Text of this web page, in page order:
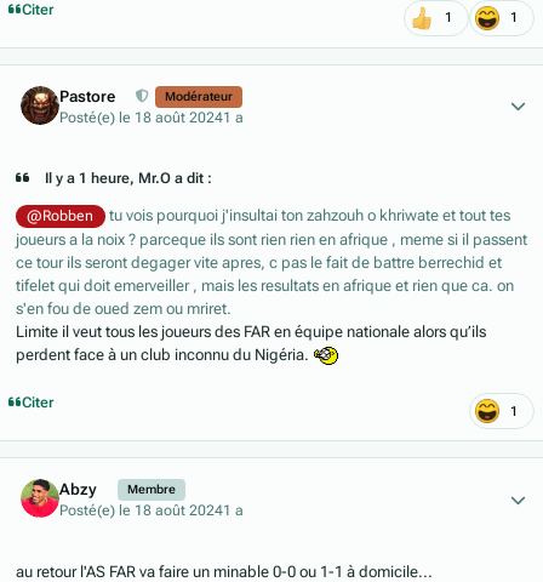
Citer 1 1
Pastore Modérateur
Posté(e) le 18 août 20241 a
Il y a 1 heure, Mr.O a dit :
@Robben
tu vois pourquoi j'insultai ton zahzouh o khriwate et tout tes
joueurs a la noix ? parceque ils sont rien rien en afrique , meme si il passent
ce tour ils seront degager vite apres, c pas le fait de battre berrechid et
tifelet qui doit emerveiller , mais les resultats en afrique et rien que ca. on
s'en fou de oued zem ou mriret.
Limite il veut tous les joueurs des FAR en équipe nationale alors qu’ils
perdent face à un club inconnu du Nigéria.
Citer 1
Abzy Membre
Posté(e) le 18 août 20241 a
au retour l'AS FAR va faire un minable 0-0 ou 1-1 à domicile...